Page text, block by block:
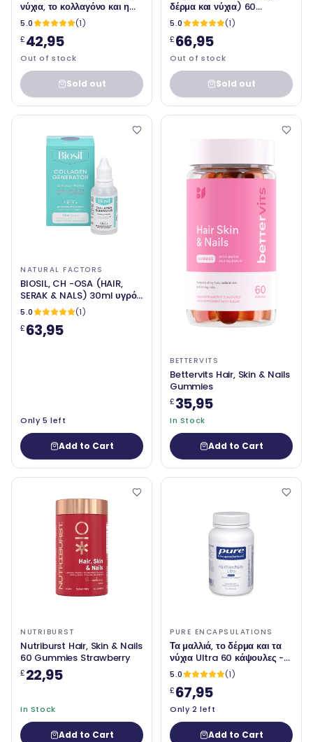
νύχια, το κολλαγόνο και η
φόρμουλα, 120 δισκία -
επέκταση ζωής
5.0
(1)
£42,95
Out of stock
Sold out
δέρμα και νύχια) 60
χορτοφαγικές κάψουλες -
Φυσικοί παράγοντες
5.0
(1)
£66,95
Out of stock
Sold out
NATURAL FACTORS
BIOSIL, CH -OSA (HAIR,
SERAK & NALS) 30ml υγρό
- Φυσικοί παράγοντες
5.0
(1)
£63,95
Only 5 left
Add to Cart
BETTERVITS
Bettervits Hair, Skin & Nails
Gummies
£35,95
In Stock
Add to Cart
NUTRIBURST
Nutriburst Hair, Skin & Nails
60 Gummies Strawberry
£22,95
In Stock
Add to Cart
PURE ENCAPSULATIONS
Τα μαλλιά, το δέρμα και τα
νύχια Ultra 60 κάψουλες -
καθαρά εγκλεισμούς
5.0
(1)
£67,95
Only 2 left
Add to Cart